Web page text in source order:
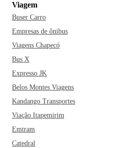
Viagem
Buser Carro
Empresas de ônibus
Viagens Chapecó
Bus X
Expresso JK
Belos Montes Viagens
Kandango Transportes
Viação Itapemirim
Emtram
Catedral